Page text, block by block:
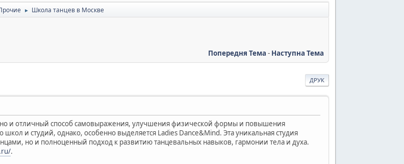
► Школа танцев в Москве
Попередня Тема - Наступна Тема
ДРУК
но и отличный способ самовыражения, улучшения физической формы и повышения
и студий, однако, особенно выделяется Ladies Dance&Mind. Эта уникальная студия
но и полноценный подход к развитию танцевальных навыков, гармонии тела и духа.
.